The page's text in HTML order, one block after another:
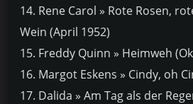
14. Rene Carol » Rote Rosen,
Wein (April 1952)
15. Freddy Quinn » Heimweh
16. Margot Eskens » Cindy, oh
17. Dalida » Am Tag als der